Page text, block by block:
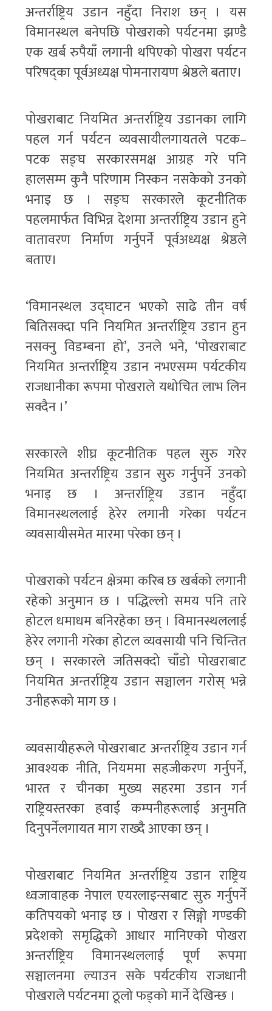
अन्तर्राष्ट्रिय उडान नहुँदा निराश छन् । यस
विमानस्थल बनेपछि पोखराको पर्यटनमा झण्डै
एक खर्ब रुपैयाँ लगानी थपिएको पोखरा पर्यटन
परिषद्का पूर्वअध्यक्ष पोमनारायण श्रेष्ठले बताए।
पोखराबाट नियमित अन्तर्राष्ट्रिय उडानका लागि
पहल गर्न पर्यटन व्यवसायीलगायतले पटक–
पटक सङ्घ सरकारसमक्ष आग्रह गरे पनि
हालसम्म कुनै परिणाम निस्कन नसकेको उनको
भनाइ छ । सङ्घ सरकारले कूटनीतिक
पहलमार्फत विभिन्न देशमा अन्तर्राष्ट्रिय उडान हुने
वातावरण निर्माण गर्नुपर्ने पूर्वअध्यक्ष श्रेष्ठले
बताए।
‘विमानस्थल उद्‌घाटन भएको साढे तीन वर्ष
बितिसक्दा पनि नियमित अन्तर्राष्ट्रिय उडान हुन
नसक्नु विडम्बना हो’, उनले भने, ‘पोखराबाट
नियमित अन्तर्राष्ट्रिय उडान नभएसम्म पर्यटकीय
राजधानीका रूपमा पोखराले यथोचित लाभ लिन
सक्दैन ।’
सरकारले शीघ्र कूटनीतिक पहल सुरु गरेर
नियमित अन्तर्राष्ट्रिय उडान सुरु गर्नुपर्ने उनको
भनाइ छ । अन्तर्राष्ट्रिय उडान नहुँदा
विमानस्थललाई हेरेर लगानी गरेका पर्यटन
व्यवसायीसमेत मारमा परेका छन् ।
पोखराको पर्यटन क्षेत्रमा करिब छ खर्बको लगानी
रहेको अनुमान छ । पद्धिल्लो समय पनि तारे
होटल धमाधम बनिरहेका छन् । विमानस्थललाई
हेरेर लगानी गरेका होटल व्यवसायी पनि चिन्तित
छन् । सरकारले जतिसक्दो चाँडो पोखराबाट
नियमित अन्तर्राष्ट्रिय उडान सञ्चालन गरोस् भन्ने
उनीहरूको माग छ ।
व्यवसायीहरूले पोखराबाट अन्तर्राष्ट्रिय उडान गर्न
आवश्यक नीति, नियममा सहजीकरण गर्नुपर्ने,
भारत र चीनका मुख्य सहरमा उडान गर्न
राष्ट्रियस्तरका हवाई कम्पनीहरूलाई अनुमति
दिनुपर्नेलगायत माग राख्दै आएका छन् ।
पोखराबाट नियमित अन्तर्राष्ट्रिय उडान राष्ट्रिय
ध्वजावाहक नेपाल एयरलाइन्सबाट सुरु गर्नुपर्ने
कतिपयको भनाइ छ । पोखरा र सिङ्गो गण्डकी
प्रदेशको समृद्धिको आधार मानिएको पोखरा
अन्तर्राष्ट्रिय विमानस्थललाई पूर्ण रूपमा
सञ्चालनमा ल्याउन सके पर्यटकीय राजधानी
पोखराले पर्यटनमा ठूलो फड्को मार्ने देखिन्छ ।